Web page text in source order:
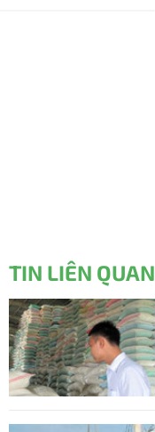
TIN LIÊN QUAN